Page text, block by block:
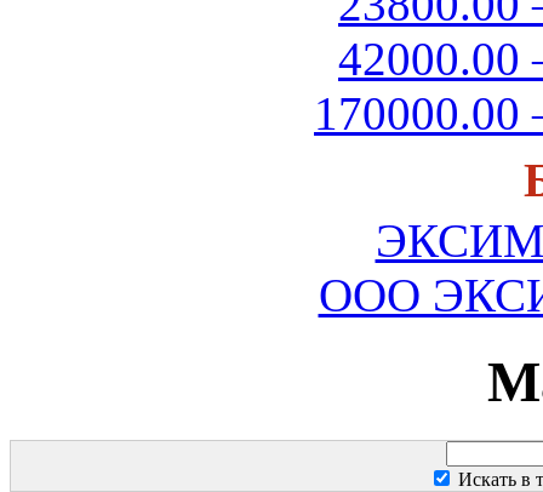
42000.00
170000.00
ООО
Искать в